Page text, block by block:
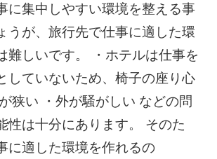
に集中しやすい環境を整える事
うが、旅行先で仕事に適した環
難しいです。 ・ホテルは仕事を
していないため、椅子の座り心
狭い ・外が騒がしい などの問
性は十分にあります。 そのた
に適した環境を作れるの